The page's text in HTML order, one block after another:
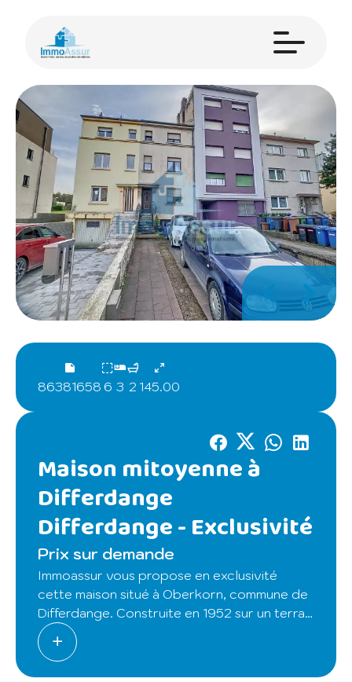
86381658 6 3 2 145.00
Maison mitoyenne à
Differdange
Differdange -Exclusivité
Prix sur demande
Immoassur vous propose en exclusivité
cette maison situé à Oberkorn, commune de
Differdange. Construite en 1952 sur un terrain
de 3.20ares, avec une surface habitable
d'environs 145 m²,